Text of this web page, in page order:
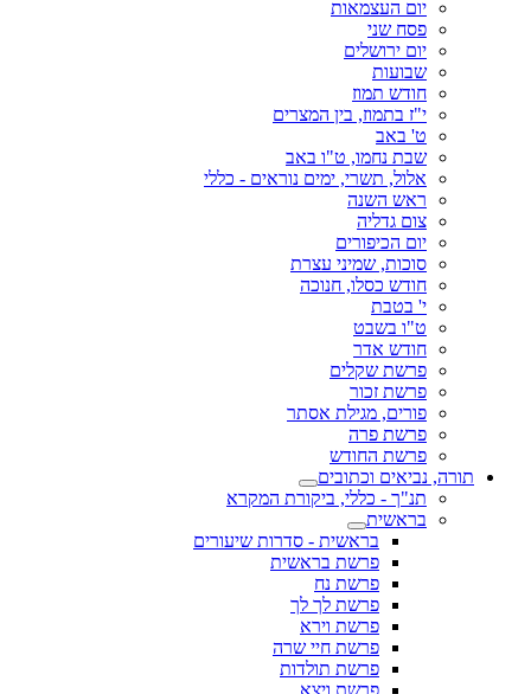
יום העצמאות
פסח שני
יום ירושלים
שבועות
חודש תמוז
י"ז בתמוז, בין המצרים
ט' באב
שבת נחמו, ט"ו באב
אלול, תשרי, ימים נוראים - כללי
ראש השנה
צום גדליה
יום הכיפורים
סוכות, שמיני עצרת
חודש כסלו, חנוכה
י' בטבת
ט"ו בשבט
חודש אדר
פרשת שקלים
פרשת זכור
פורים, מגילת אסתר
פרשת פרה
פרשת החודש
תורה, נביאים וכתובים
תנ"ך - כללי, ביקורת המקרא
בראשית
בראשית - סדרות שיעורים
פרשת בראשית
פרשת נח
פרשת לך לך
פרשת וירא
פרשת חיי שרה
פרשת תולדות